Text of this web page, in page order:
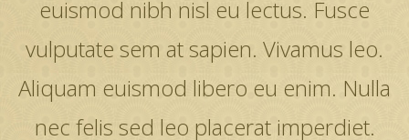
euismod nibh nisl eu lectus. Fusce
vulputate sem at sapien. Vivamus leo.
Aliquam euismod libero eu enim. Nulla
nec felis sed leo placerat imperdiet.